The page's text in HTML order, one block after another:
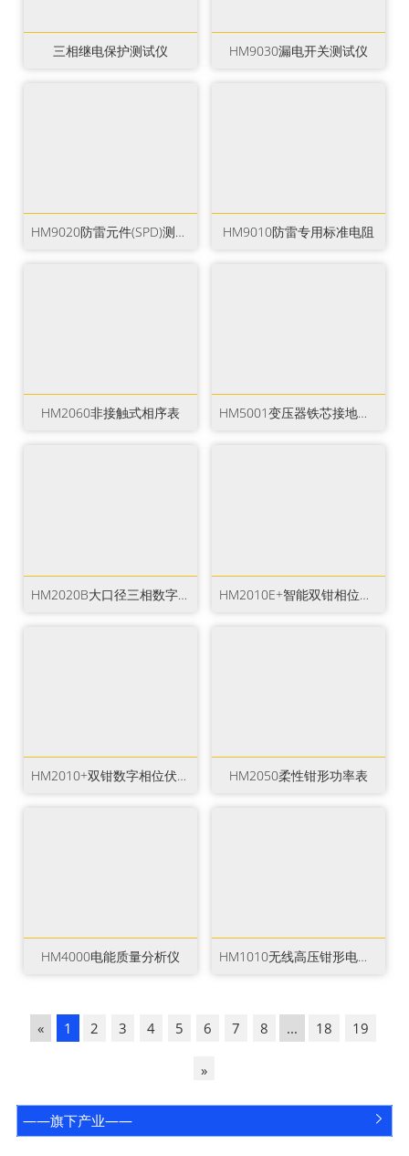
三相继电保护测试仪 HM9030漏电开关测试仪
HM9020防雷元件(SPD)测试仪 HM9010防雷专用标准电阻
HM2060非接触式相序表 HM5001变压器铁芯接地电流测试仪
HM2020B大口径三相数字相位伏安表 HM2010E+智能双钳相位伏安表
HM2010+双钳数字相位伏安表 HM2050柔性钳形功率表
HM4000电能质量分析仪 HM1010无线高压钳形电流表
« 1 2 3 4 5 6 7 8 ... 18 19
»
——旗下产业—— 